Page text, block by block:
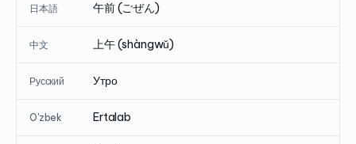
日本語 午前 (ごぜん)
中文 上午 (shàngwǔ)
Русский Утро
O'zbek Ertalab